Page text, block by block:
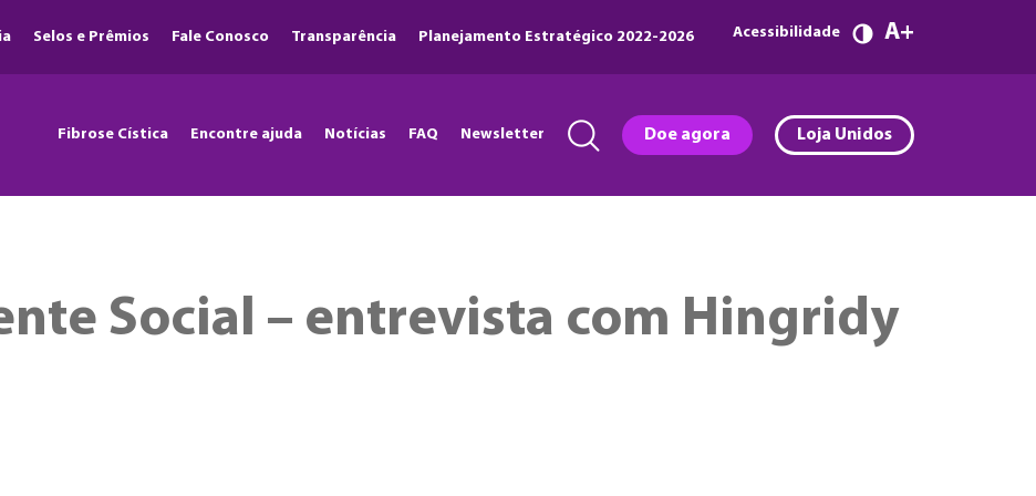
Selos e Prêmios Fale Conosco Transparência Planejamento Estratégico 2022-2026 Acessibilidade A
Fibrose Cística Encontre ajuda Notícias FAQ Newsletter Doe agora Loja Unidos
Social – entrevista com Hingridy